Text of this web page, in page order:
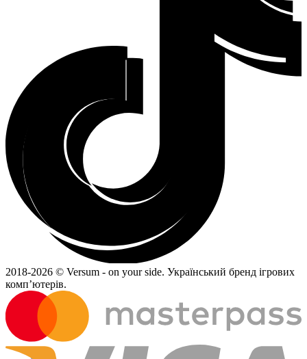
2018-2026 © Versum - on your side. Український бренд ігрових
комп’ютерів.